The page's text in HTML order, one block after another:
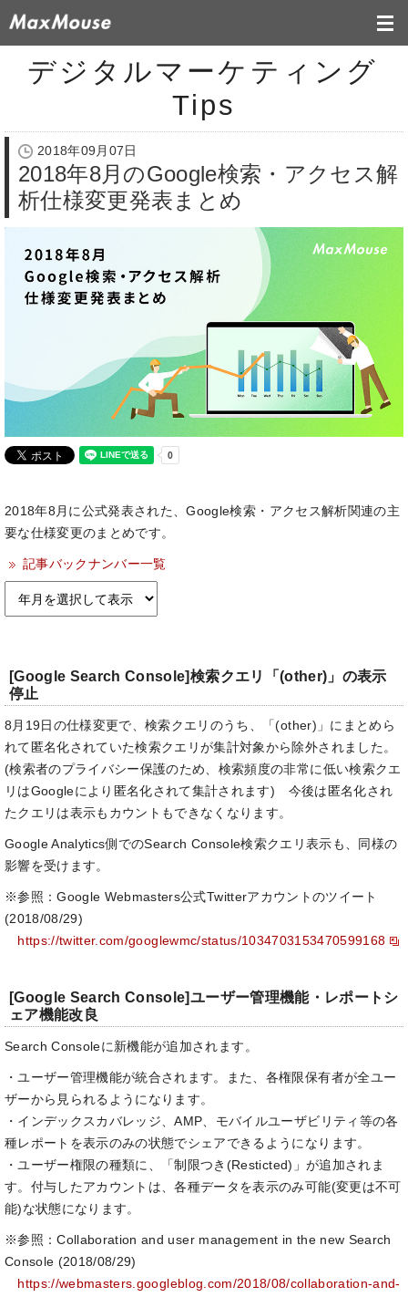
デジタルマーケティング
Tips
2018年09月07日
2018年8月のGoogle検索・アクセス解
析仕様変更発表まとめ
2018年8月に公式発表された、Google検索・アクセス解析関連の主
要な仕様変更のまとめです。
記事バックナンバー一覧
[Google Search Console]検索クエリ「(other)」の表示
停止
8月19日の仕様変更で、検索クエリのうち、「(other)」にまとめら
れて匿名化されていた検索クエリが集計対象から除外されました。
(検索者のプライバシー保護のため、検索頻度の非常に低い検索クエ
リはGoogleにより匿名化されて集計されます) 今後は匿名化され
たクエリは表示もカウントもできなくなります。
Google Analytics側でのSearch Console検索クエリ表示も、同様の
影響を受けます。
※参照：Google Webmasters公式Twitterアカウントのツイート
(2018/08/29)
https://twitter.com/googlewmc/status/1034703153470599168
[Google Search Console]ユーザー管理機能・レポートシ
ェア機能改良
Search Consoleに新機能が追加されます。
・ユーザー管理機能が統合されます。また、各権限保有者が全ユー
ザーから見られるようになります。
・インデックスカバレッジ、AMP、モバイルユーザビリティ等の各
種レポートを表示のみの状態でシェアできるようになります。
・ユーザー権限の種類に、「制限つき(Resticted)」が追加されま
す。付与したアカウントは、各種データを表示のみ可能(変更は不可
能)な状態になります。
※参照：Collaboration and user management in the new Search
Console (2018/08/29)
https://webmasters.googleblog.com/2018/08/collaboration-and-